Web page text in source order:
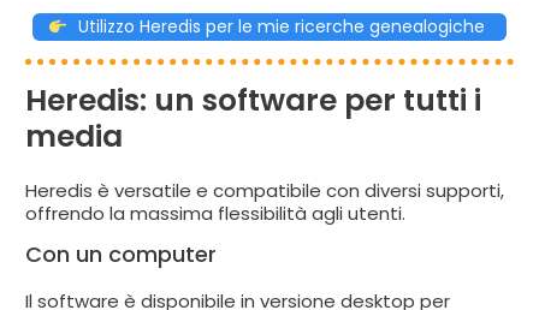
Utilizzo Heredis per le mie ricerche genealogiche
Heredis: un software per tutti i
media
Heredis è versatile e compatibile con diversi supporti,
offrendo la massima flessibilità agli utenti.
Con un computer
Il software è disponibile in versione desktop per